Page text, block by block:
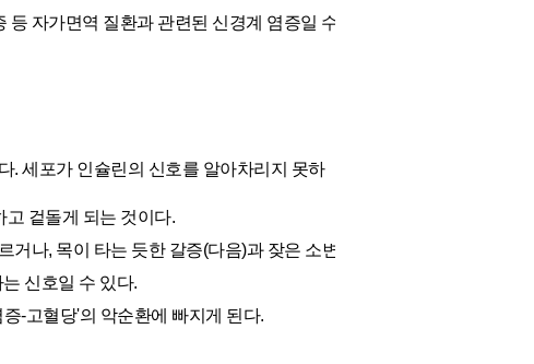
자가면역 질환과 관련된 신경계 염증일 수
. 세포가 인슐린의 신호를 알아차리지 못하
겉돌게 되는 것이다.
나, 목이 타는 듯한 갈증(다음)과 잦은 소변
신호일 수 있다.
-고혈당'의 악순환에 빠지게 된다.